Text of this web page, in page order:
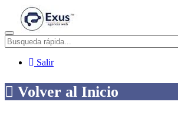
Menú
Salir
Volver al Inicio